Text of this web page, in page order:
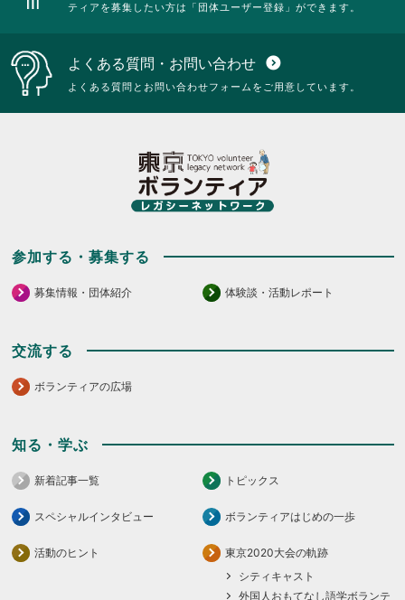
ティアを募集したい方は「団体ユーザー登録」ができます。
よくある質問・お問い合わせ expand_circle_down
よくある質問とお問い合わせフォームをご用意しています。
参加する・募集する
募集情報・団体紹介 体験談・活動レポート
交流する
ボランティアの広場
知る・学ぶ
新着記事一覧 トピックス
スペシャルインタビュー ボランティアはじめの一歩
活動のヒント
東京2020大会の軌跡
シティキャスト
外国人おもてなし語学ボランテ